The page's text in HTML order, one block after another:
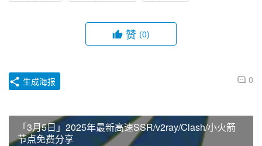
赞 (0)
0
生成海报
「3月5日」2025年最新高速SSR/v2ray/Clash/小火箭
节点免费分享